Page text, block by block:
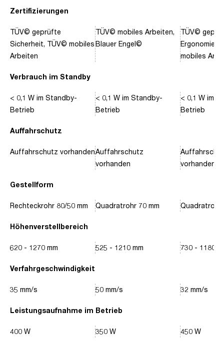
Zertifizierungen
Verbrauch im Standby
Auffahrschutz
Gestellform
Höhenverstellbereich
Verfahrgeschwindigkeit
Leistungsaufnahme im Betrieb
TÜV© geprüfte
Sicherheit, TÜV© mobiles
Arbeiten
< 0,1 W im Standby-
Betrieb
Auffahrschutz vorhanden
Rechteckrohr 80/50 mm
620 - 1270 mm
35 mm/s
400 W
TÜV© mobiles Arbeiten,
Blauer Engel©
< 0,1 W im Standby-
Betrieb
Auffahrschutz
vorhanden
Quadratrohr 70 mm
525 - 1210 mm
50 mm/s
350 W
TÜV©
Ergonomie,
mobiles
< 0,1 W im
Betrieb
vorhanden
Quadratrohr
730 - 1180
32 mm/s
450 W